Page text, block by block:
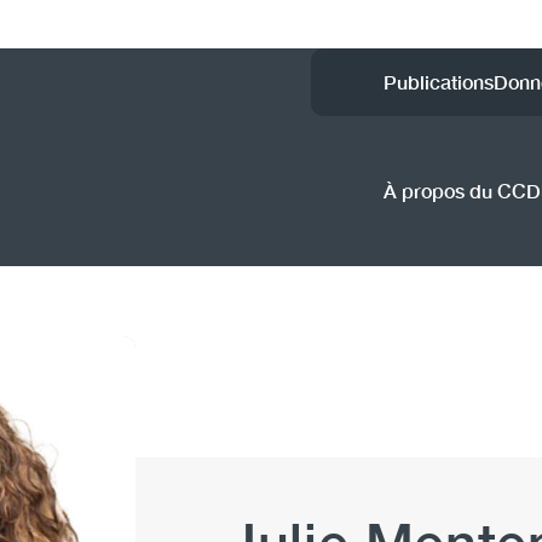
Utility
Publications
À propos du